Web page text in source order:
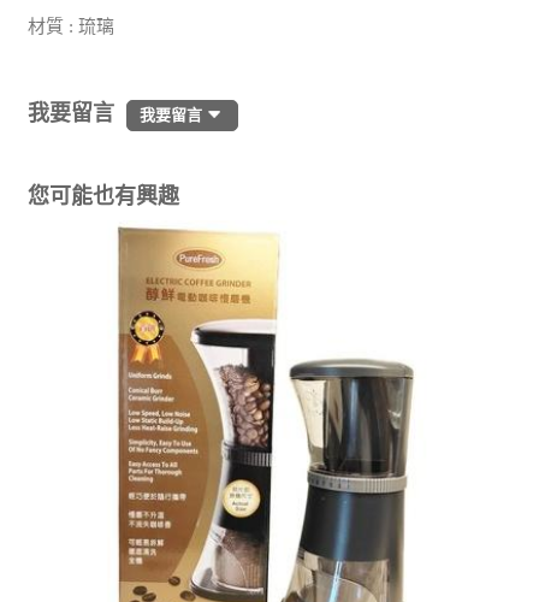
材質 : 琉璃
我要留言 我要留言
您可能也有興趣